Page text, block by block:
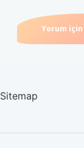
Sitemap